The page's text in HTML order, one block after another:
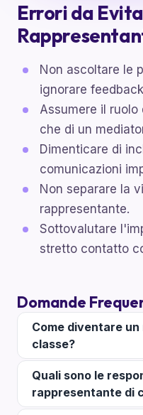
Errori da
Non ascoltare le
ignorare
Assumere il
che di un
Dimenticare di
comunicazioni
Non separare la
rappresentante.
Sottovalutare
stretto contatto
Domande
Come diventare
classe?
Quali sono le
rappresentante di